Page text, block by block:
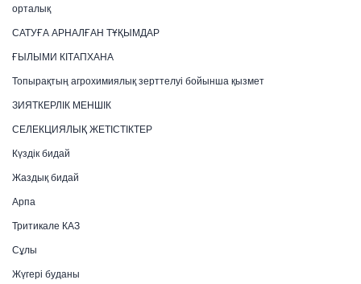
орталық
САТУҒА АРНАЛҒАН ТҰҚЫМДАР
ҒЫЛЫМИ КІТАПХАНА
Топырақтың агрохимиялық зерттелуі бойынша қызмет
ЗИЯТКЕРЛІК МЕНШІК
СЕЛЕКЦИЯЛЫҚ ЖЕТІСТІКТЕР
Күздік бидай
Жаздық бидай
Арпа
Тритикале КАЗ
Сұлы
Жүгері буданы